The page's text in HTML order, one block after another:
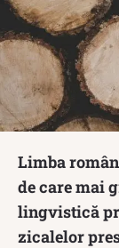
Limba
de care mai
lingvistică
zicalelor